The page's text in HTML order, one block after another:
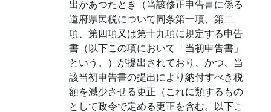
出があつたとき（当該修正申告書に係る
道府県民税について同条第一項、第二
項、第四項又は第十九項に規定する申告
書（以下この項において「当初申告書」
という。）が提出されており、かつ、当
該当初申告書の提出により納付すべき税
額を減少させる更正（これに類するもの
として政令で定める更正を含む。以下こ